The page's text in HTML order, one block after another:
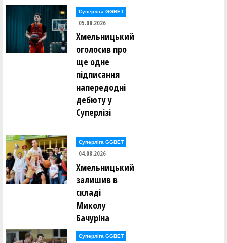
Суперліга GGBET
05.08.2026
Хмельницький
оголосив про
ще одне
підписання
напередодні
дебюту у
Суперлізі
Суперліга GGBET
04.08.2026
Хмельницький
залишив в
складі
Миколу
Бачуріна
Суперліга GGBET